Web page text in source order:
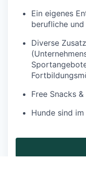
Ein eigenes
berufliche
Diverse
Free Snacks
Hunde sind